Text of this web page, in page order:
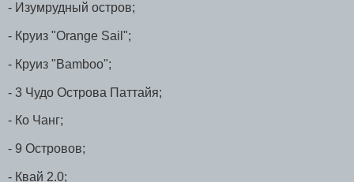
- Изумрудный остров;
- Круиз "Orange Sail";
- Круиз "Bamboo";
- 3 Чудо Острова Паттайя;
- Ко Чанг;
- 9 Островов;
- Квай 2.0;